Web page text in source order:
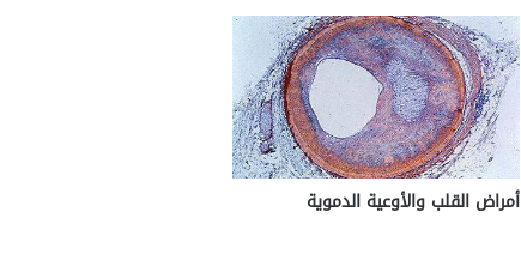
أمراض القلب والأوعية الدموية